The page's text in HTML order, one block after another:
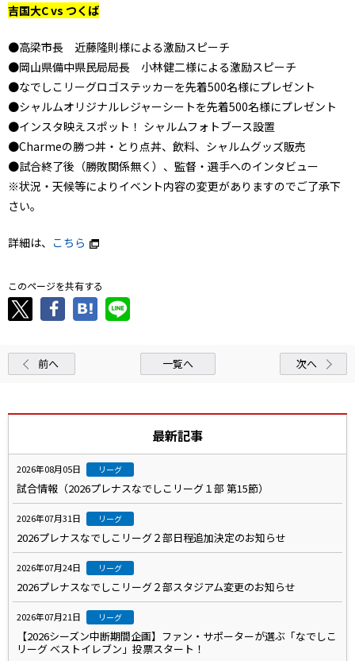
吉国大C vs つくば
●高梁市長 近藤隆則様による激励スピーチ
●岡山県備中県民局局長 小林健二様による激励スピーチ
●なでしこリーグロゴステッカーを先着500名様にプレゼント
●シャルムオリジナルレジャーシートを先着500名様にプレゼント
●インスタ映えスポット！ シャルムフォトブース設置
●Charmeの勝つ丼・とり点丼、飲料、シャルムグッズ販売
●試合終了後（勝敗関係無く）、監督・選手へのインタビュー
※状況・天候等によりイベント内容の変更がありますのでご了承下
さい。
詳細は、 こちら
このページを共有する
前へ 一覧へ 次へ
最新記事
2026年08月05日 リーグ
試合情報（2026プレナスなでしこリーグ１部 第15節）
2026年07月31日 リーグ
2026プレナスなでしこリーグ２部日程追加決定のお知らせ
2026年07月24日 リーグ
2026プレナスなでしこリーグ２部スタジアム変更のお知らせ
2026年07月21日 リーグ
【2026シーズン中断期間企画】ファン・サポーターが選ぶ「なでしこ
リーグ ベストイレブン」投票スタート！